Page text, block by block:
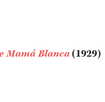
Mamá Blanca(1929)